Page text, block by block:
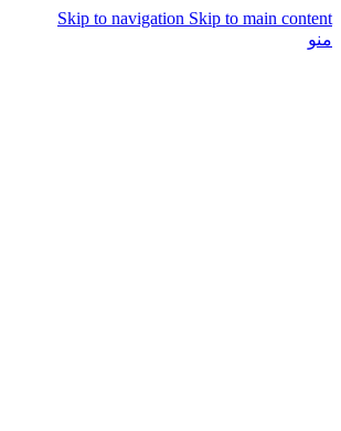
Skip to navigation Skip to main content
منو